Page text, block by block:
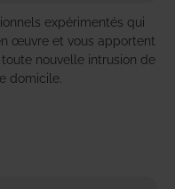
expérimentés qui
œuvre et vous apportent
nouvelle intrusion de
domicile.